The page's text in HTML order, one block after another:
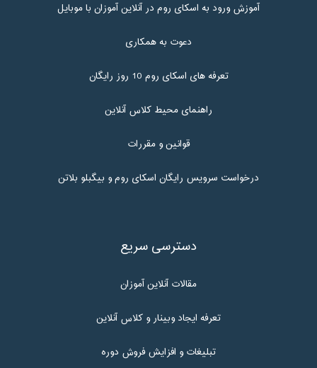
آموزش ورود به اسکای روم در آنلاین آموزان با موبایل
دعوت به همکاری
تعرفه های اسکای روم 10 روز رایگان
راهنمای محیط کلاس آنلاین
قوانین و مقررات
درخواست سرویس رایگان اسکای روم و بیگبلو بلاتن
دسترسی سریع
مقالات آنلاین آموزان
تعرفه ایجاد وبینار و کلاس آنلاین
تبلیغات و افزایش فروش دوره